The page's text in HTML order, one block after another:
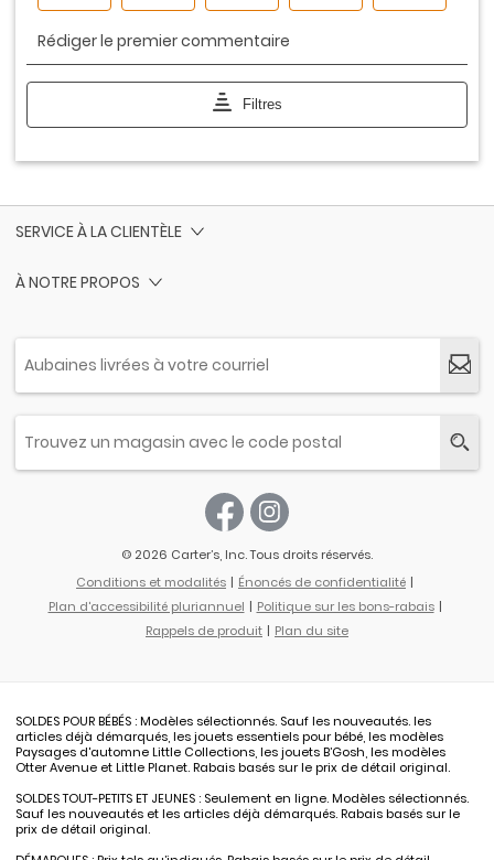
SERVICE À LA CLIENTÈLE
À NOTRE PROPOS
© 2026 Carter’s, Inc. Tous droits réservés.
Conditions et modalités
Énoncés de confidentialité
Plan d'accessibilité pluriannuel
Politique sur les bons-rabais
Rappels de produit
Plan du site
SOLDES POUR BÉBÉS : Modèles sélectionnés. Sauf les nouveautés. les
articles déjà démarqués, les jouets essentiels pour bébé, les modèles
Paysages d'automne Little Collections, les jouets B’Gosh, les modèles
Otter Avenue et Little Planet. Rabais basés sur le prix de détail original.
SOLDES TOUT-PETITS ET JEUNES : Seulement en ligne. Modèles sélectionnés.
Sauf les nouveautés et les articles déjà démarqués. Rabais basés sur le
prix de détail original.